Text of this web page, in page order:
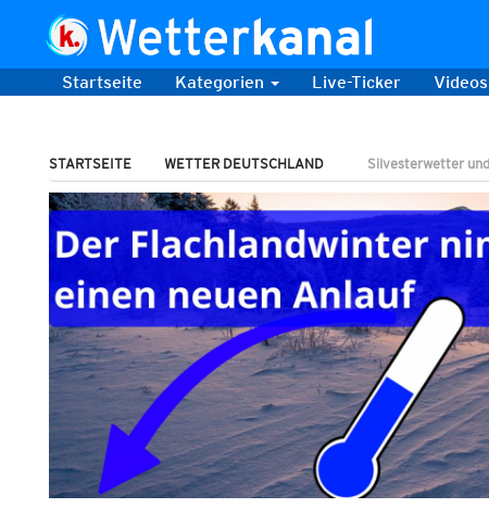
Startseite Kategorien Live-Ticker Videos
STARTSEITE WETTER DEUTSCHLAND Silvesterwetter